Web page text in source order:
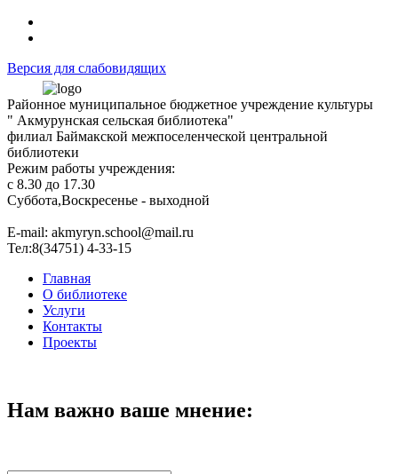
Версия для слабовидящих
Районное муниципальное бюджетное учреждение культуры
" Акмурунская сельская библиотека"
филиал Баймакской межпоселенческой центральной
библиотеки
Режим работы учреждения:
с 8.30 до 17.30
Суббота,Воскресенье - выходной
Е-mail: akmyryn.school@mail.ru
Тел:8(34751) 4-33-15
Главная
О библиотеке
Услуги
Контакты
Проекты
Нам важно ваше мнение: